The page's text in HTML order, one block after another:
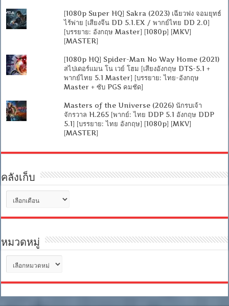
[1080p Super HQ] Sakra (2023) เฉียวฟง จอมยุทธ์
ไร้พ่าย [เสียงจีน DD 5.1.EX / พากย์ไทย DD 2.0]
[บรรยาย: อังกฤษ Master] [1080p] [MKV]
[MASTER]
[1080p HQ] Spider-Man No Way Home (2021)
สไปเดอร์แมน โน เวย์ โฮม [เสียงอังกฤษ DTS-5.1 +
พากย์ไทย 5.1 Master] [บรรยาย: ไทย-อังกฤษ
Master + ซับ PGS คมชัด]
Masters of the Universe (2026) นักรบเจ้า
จักรวาล H.265 [พากย์: ไทย DDP 5.1 อังกฤษ DDP
5.1] [บรรยาย: ไทย อังกฤษ] [1080p] [MKV]
[MASTER]
คลังเก็บ
คลัง
เก็บ
หมวดหมู่
หมวด
หมู่